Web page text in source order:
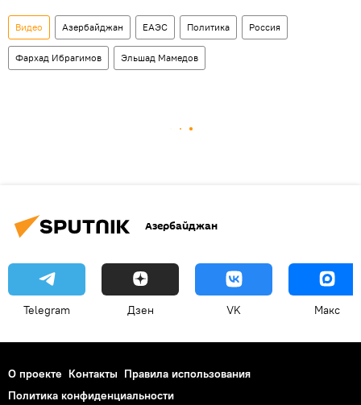
Видео Азербайджан ЕАЭС Политика Россия
Фархад Ибрагимов Эльшад Мамедов
Азербайджан
Telegram Дзен VK Макс
О проекте Контакты Правила использования
Политика конфиденциальности